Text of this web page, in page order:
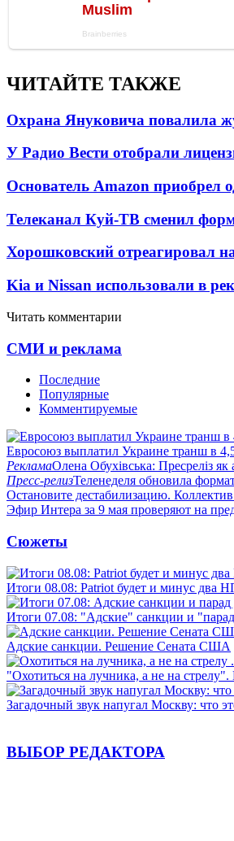
ЧИТАЙТЕ ТАКЖЕ
Охрана Януковича повалила
У Радио Вести отобрали
Основатель Amazon приобрел
Телеканал Куй-ТВ сменил
Хорошковский отреагировал
Kia и Nissan использовали в
Читать комментарии
СМИ и реклама
Последние
Популярные
Комментируемые
Евросоюз выплатил Украине транш в
РекламаОлена Обухівська: Пресреліз як
Пресс-релизТеленеделя обновила
Остановите дестабилизацию.
Эфир Интера за 9 мая проверяют на
Сюжеты
Итоги 08.08: Patriot будет и минус два
Итоги 07.08: "Адские" санкции и
Адские санкции. Решение Сената США
"Охотиться на лучника, а не на
Загадочный звук напугал Москву: что
ВЫБОР РЕДАКТОРА